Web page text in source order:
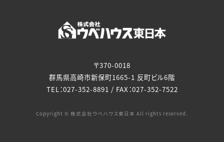
〒370-0018
群馬県高崎市新保町1665-1 反町ビル6階
TEL：027-352-8891 / FAX：027-352-7522
Copyright © 株式会社ウベハウス東日本 All rights reserved.